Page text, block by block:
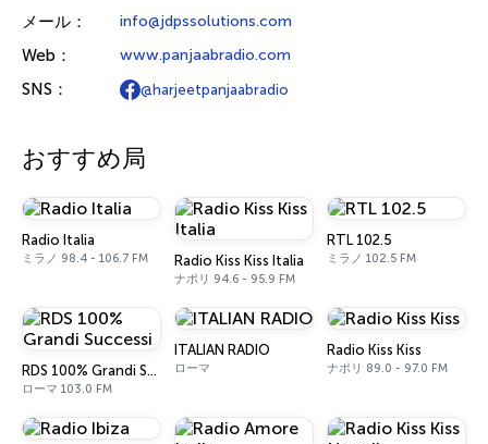
メール： info@jdpssolutions.com
Web： www.panjaabradio.com
SNS： @harjeetpanjaabradio
おすすめ局
Radio Italia
ミラノ 98.4 - 106.7 FM Radio Kiss Kiss Italia
ナポリ 94.6 - 95.9 FM
RTL 102.5
ミラノ 102.5 FM
RDS 100% Grandi Successi
ローマ 103.0 FM
ITALIAN RADIO
ローマ
Radio Kiss Kiss
ナポリ 89.0 - 97.0 FM